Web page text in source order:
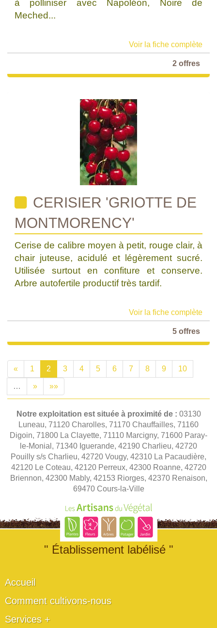
à polliniser avec Napoléon, Noire de
Meched...
Voir la fiche complète
2 offres
CERISIER 'GRIOTTE DE
MONTMORENCY'
Cerise de calibre moyen à petit, rouge clair, à
chair juteuse, acidulé et légèrement sucré.
Utilisée surtout en confiture et conserve.
Arbre autofertile productif très tardif.
Voir la fiche complète
5 offres
« 1 2 3 4 5 6 7 8 9 10
… » »»
Notre exploitation est située à proximité de : 03130
Luneau, 71120 Charolles, 71170 Chauffailles, 71160
Digoin, 71800 La Clayette, 71110 Marcigny, 71600 Paray-
le-Monial, 71340 Iguerande, 42190 Charlieu, 42720
Pouilly s/s Charlieu, 42720 Vougy, 42310 La Pacaudière,
42120 Le Coteau, 42120 Perreux, 42300 Roanne, 42720
Briennon, 42300 Mably, 42153 Riorges, 42370 Renaison,
69470 Cours-la-Ville
" Établissement labélisé "
Accueil
Comment cultivons-nous
Services +